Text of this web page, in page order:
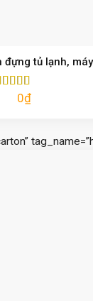
tủ lạnh,
Được xếp
0₫